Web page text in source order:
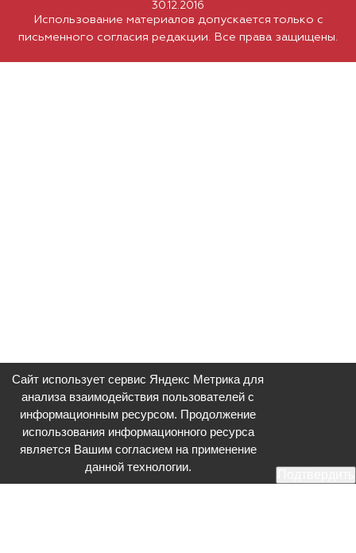
Использование материалов допускается только с
письменного согласия редакции. Все права защищены.
30.12.2016
Сайт использует сервис Яндекс Метрика для
анализа взаимодействия пользователей с
информационным ресурсом. Продолжение
использования информационного ресурса
является Вашим согласием на применение
данной технологии.